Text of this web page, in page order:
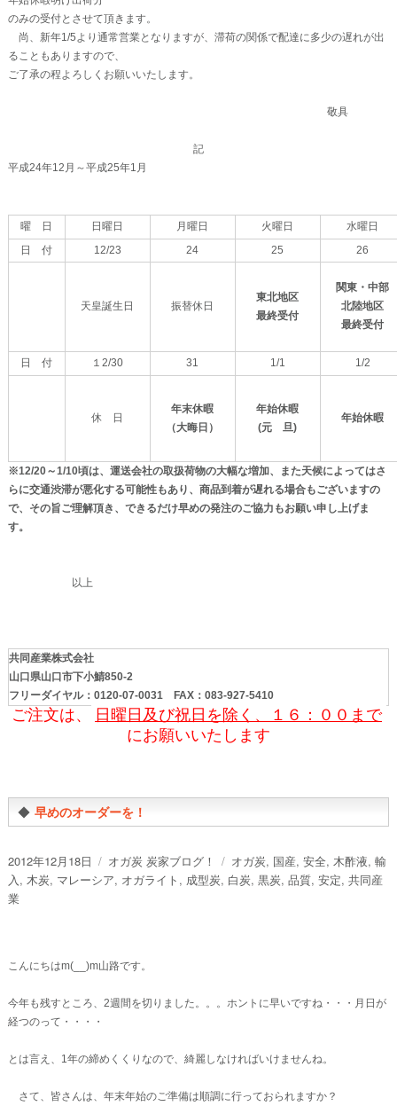
のみの受付とさせて頂きます。
尚、新年1/5より通常営業となりますが、滞荷の関係で配達に多少の遅れが出
ることもありますので、
ご了承の程よろしくお願いいたします。
敬具
記
平成24年12月～平成25年1月
曜 日 日曜日 月曜日 火曜日
水曜日
日 付
12/23 24 25 26
天皇誕生日 振替休日
東北地区
最終受付
関東・中部
北陸地区
最終受付
日 付 １2/30 31 1/1 1/2
休 日
年末休暇
（大晦日）
年始休暇
(元 旦)
年始休暇
※12/20～1/10頃は、運送会社の取扱荷物の大幅な増加、また天候によってはさ
らに交通渋滞が悪化する可能性もあり、商品到着が遅れる場合もございますの
で、その旨ご理解頂き、できるだけ早めの発注のご協力もお願い申し上げま
す。
以上
共同産業株式会社
山口県山口市下小鯖850-2
フリーダイヤル：0120-07-0031 FAX：083-927-5410
ご注文は、
日曜日及び祝日を除く、１６：００まで
にお願いいたします
◆ 早めのオーダーを！
投
稿
日:
2012年12月18日
カ
テ
オガ炭 炭家ブログ！
タ
グ
オガ炭, 国産, 安全, 木酢液, 輸
入 , 木炭, マレーシア, オガライト , 成型炭, 白炭, 黒炭, 品質, 安定, 共同産
業
こんにちはm(__)m山路です。
今年も残すところ、2週間を切りました。。。ホントに早いですね・・・月日が
経つのって・・・・
とは言え、1年の締めくくりなので、綺麗しなければいけませんね。
さて、皆さんは、年末年始のご準備は順調に行っておられますか？